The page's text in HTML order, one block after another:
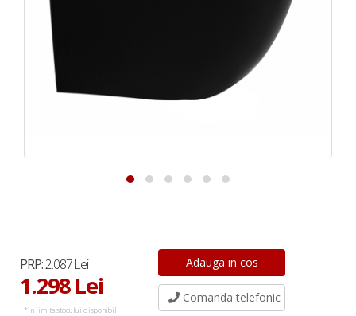
PRP:2.087 Lei
1.298 Lei
*in limita stocului disponibil
Comanda telefonic